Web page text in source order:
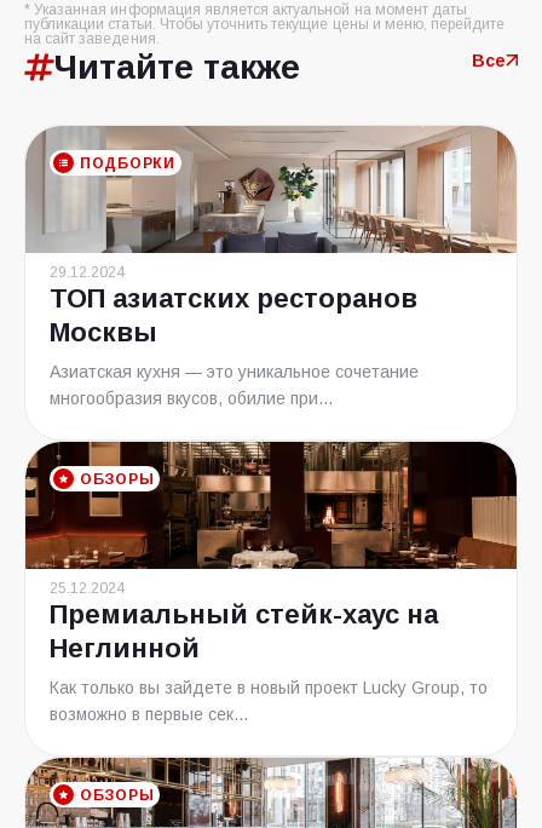
* Указанная информация является актуальной на момент даты
публикации статьи. Чтобы уточнить текущие цены и меню, перейдите
на сайт заведения.
Читайте также Все
ПОДБОРКИ
29.12.2024
ТОП азиатских ресторанов
Москвы
Азиатская кухня — это уникальное сочетание
многообразия вкусов, обилие при...
ОБЗОРЫ
25.12.2024
Премиальный стейк-хаус на
Неглинной
Как только вы зайдете в новый проект Lucky Group, то
возможно в первые сек...
ОБЗОРЫ